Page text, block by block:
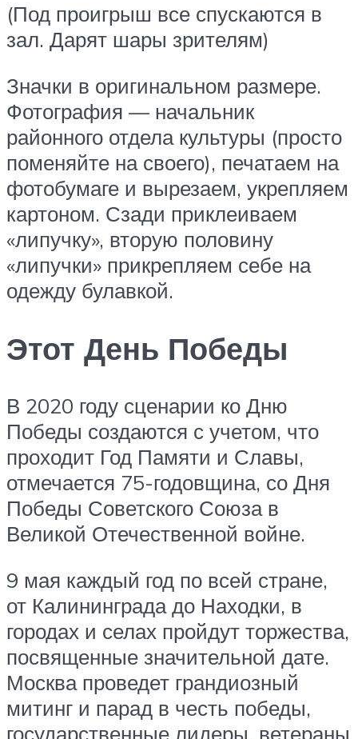
(Под проигрыш все спускаются в
зал. Дарят шары зрителям)
Значки в оригинальном размере.
Фотография — начальник
районного отдела культуры (просто
поменяйте на своего), печатаем на
фотобумаге и вырезаем, укрепляем
картоном. Сзади приклеиваем
«липучку», вторую половину
«липучки» прикрепляем себе на
одежду булавкой.
Этот День Победы
В 2020 году сценарии ко Дню
Победы создаются с учетом, что
проходит Год Памяти и Славы,
отмечается 75-годовщина, со Дня
Победы Советского Союза в
Великой Отечественной войне.
9 мая каждый год по всей стране,
от Калининграда до Находки, в
городах и селах пройдут торжества,
посвященные значительной дате.
Москва проведет грандиозный
митинг и парад в честь победы,
государственные лидеры, ветераны